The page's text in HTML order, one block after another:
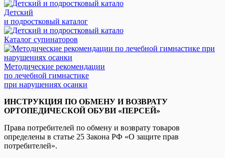
Детский
и подростковый каталог
Каталог супинаторов
Методические рекомендации
по лечебной гимнастике
при нарушениях осанки
ИНСТРУКЦИЯ ПО ОБМЕНУ И ВОЗВРАТУ
ОРТОПЕДИЧЕСКОЙ ОБУВИ «ПЕРСЕЙ»
Права потребителей по обмену и возврату товаров
определены в статье 25 Закона РФ «О защите прав
потребителей».